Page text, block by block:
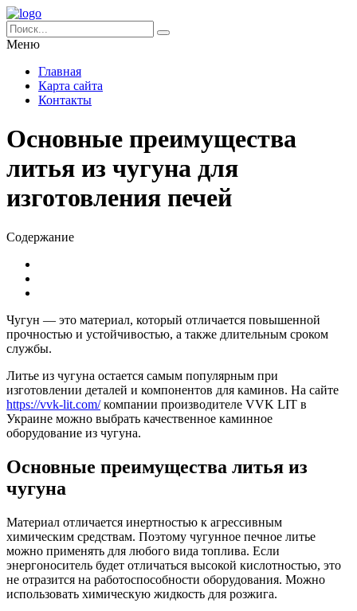
Меню
Главная
Карта сайта
Контакты
Основные преимущества
литья из чугуна для
изготовления печей
Содержание
Чугун — это материал, который отличается повышенной
прочностью и устойчивостью, а также длительным сроком
службы.
Литье из чугуна остается самым популярным при
изготовлении деталей и компонентов для каминов. На сайте
https://vvk-lit.com/компании производителе VVK LIT в
Украине можно выбрать качественное каминное
оборудование из чугуна.
Основные преимущества литья из
чугуна
Материал отличается инертностью к агрессивным
химическим средствам. Поэтому чугунное печное литье
можно применять для любого вида топлива. Если
энергоноситель будет отличаться высокой кислотностью, это
не отразится на работоспособности оборудования. Можно
использовать химическую жидкость для розжига.